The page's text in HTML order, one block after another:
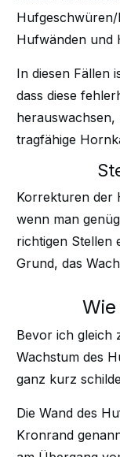
Hufwänden und
In diesen Fällen
dass diese
herauswachsen,
tragfähige
Korrekturen der
wenn man
richtigen Stellen
Grund, das
Bevor ich gleich
Wachstum des
ganz kurz
Die Wand des
Kronrand